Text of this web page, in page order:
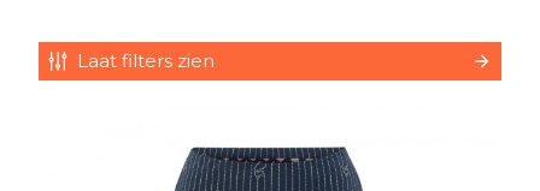
Laat filters zien